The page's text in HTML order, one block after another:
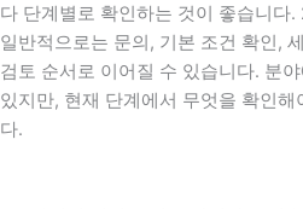
다 단계별로 확인하는 것이 좋습니다
일반적으로는 문의, 기본 조건 확인,
검토 순서로 이어질 수 있습니다. 분
있지만, 현재 단계에서 무엇을 확인
다.